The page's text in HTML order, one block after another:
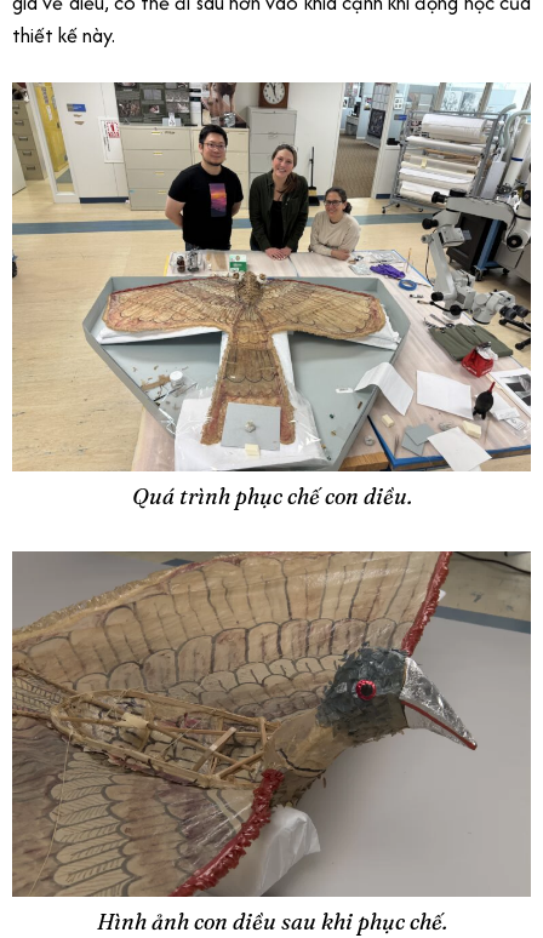
thiết kế này.
Quá trình phục chế con diều.
Hình ảnh con diều sau khi phục chế.